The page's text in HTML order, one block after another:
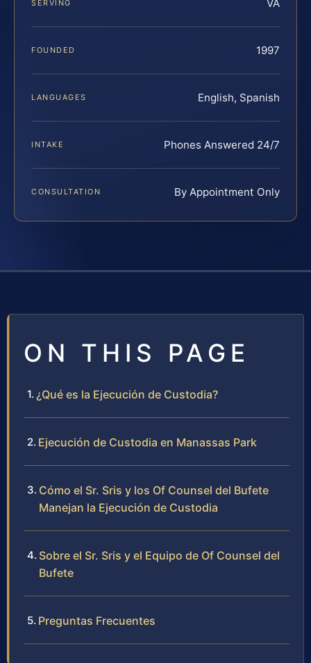
SERVING VA
FOUNDED 1997
LANGUAGES English, Spanish
INTAKE Phones Answered 24/7
CONSULTATION By Appointment Only
ON THIS PAGE
¿Qué es la Ejecución de Custodia?
Ejecución de Custodia en Manassas Park
Cómo el Sr. Sris y los Of Counsel del Bufete
Manejan la Ejecución de Custodia
Sobre el Sr. Sris y el Equipo de Of Counsel del
Bufete
Preguntas Frecuentes